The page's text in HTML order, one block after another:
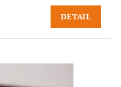
DETAIL